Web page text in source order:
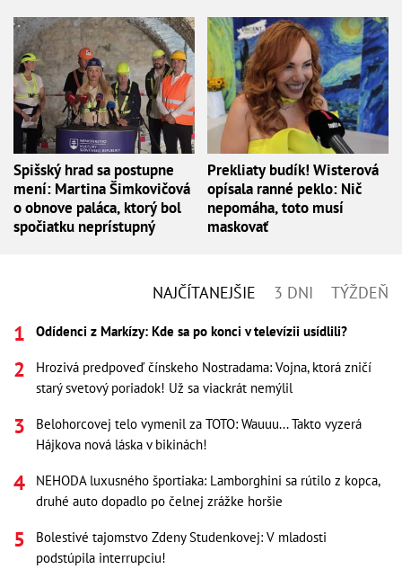
Spišský hrad sa postupne
mení: Martina Šimkovičová
o obnove paláca, ktorý bol
spočiatku neprístupný
Prekliaty budík! Wisterová
opísala ranné peklo: Nič
nepomáha, toto musí
maskovať
NAJČÍTANEJŠIE 3 DNI TÝŽDEŇ
Odídenci z Markízy: Kde sa po konci v televízii usídlili?
Hrozivá predpoveď čínskeho Nostradama: Vojna, ktorá zničí
starý svetový poriadok! Už sa viackrát nemýlil
Belohorcovej telo vymenil za TOTO: Wauuu... Takto vyzerá
Hájkova nová láska v bikinách!
NEHODA luxusného športiaka: Lamborghini sa rútilo z kopca,
druhé auto dopadlo po čelnej zrážke horšie
Bolestivé tajomstvo Zdeny Studenkovej: V mladosti
podstúpila interrupciu!